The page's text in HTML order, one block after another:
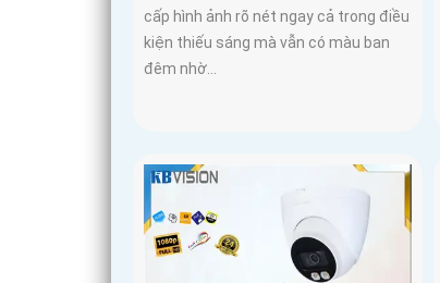
cấp hình ảnh rõ nét ngay cả trong điều
kiện thiếu sáng mà vẫn có màu ban
đêm nhờ...